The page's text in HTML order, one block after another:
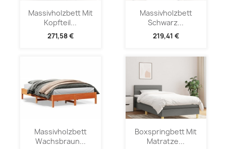
Massivholzbett Mit
Kopfteil...
271,58 €
Massivholzbett
Schwarz...
219,41 €
Massivholzbett
Wachsbraun...
Boxspringbett Mit
Matratze...